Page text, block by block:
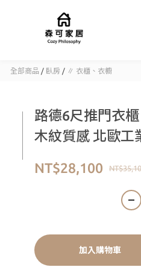
全部商品 / 臥房 / ∥ 衣櫃、衣櫥
路德6尺推門衣
木紋質感 北歐工
NT$28,100
加入購物車